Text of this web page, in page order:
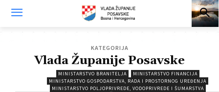
KATEGORIJA
Vlada Županije Posavske
MINISTARSTVO BRANITELJA
MINISTARSTVO FINANCIJA
MINISTARSTVO GOSPODARSTVA, RADA I PROSTORNOG UREĐENJA
MINISTARSTVO POLJOPRIVREDE, VODOPRIVREDE I ŠUMARSTVA